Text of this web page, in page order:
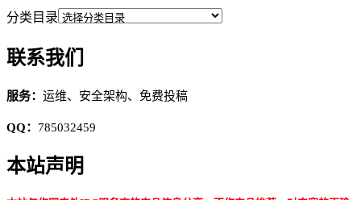
分类目录
联系我们
服务： 运维、安全架构、免费投稿
QQ： 785032459
本站声明